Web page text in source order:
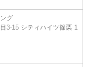
グ
3-15 シティハイツ篠栗 1